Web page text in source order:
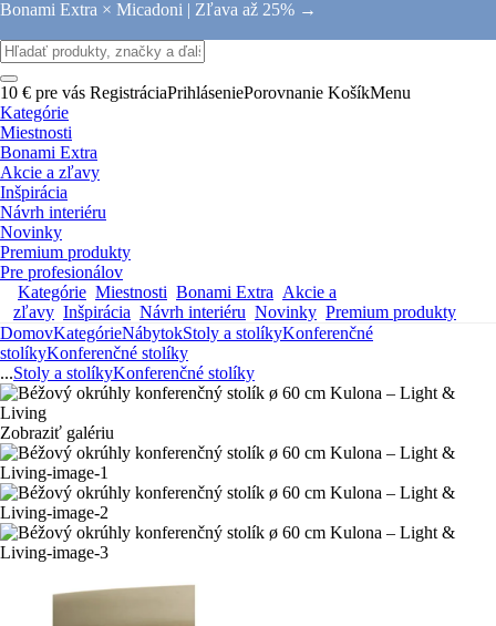
Bonami Extra × Micadoni | Zľava až 25% →
10 € pre vás RegistráciaPrihláseniePorovnanie KošíkMenu
Kategórie
Miestnosti
Bonami Extra
Akcie a zľavy
Inšpirácia
Návrh interiéru
Novinky
Premium produkty
Pre profesionálov
Kategórie Miestnosti Bonami Extra Akcie a
zľavy Inšpirácia Návrh interiéru Novinky Premium produkty
DomovKategórieNábytokStoly a stolíkyKonferenčné
stolíkyKonferenčné stolíky
...Stoly a stolíkyKonferenčné stolíky
Zobraziť galériu